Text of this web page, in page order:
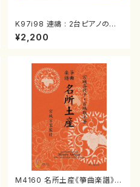
K97i98 連禱 : 2台ピアノのた
めの（2 Pianos / 菊池 幸夫 /
楽譜）
¥2,200
M4160 名所土産《箏曲楽譜》